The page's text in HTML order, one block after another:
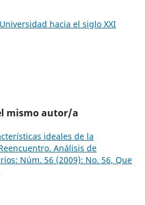
hacia el siglo XXI
mismo autor/a
ideales de la
Análisis de
Núm. 56 (2009): No. 56, Que